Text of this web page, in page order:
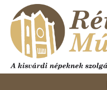
Ugrás a tartalomra